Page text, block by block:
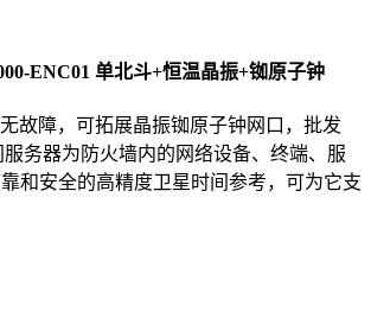
ENC01 单北斗+恒温晶振+铷原子钟
故障，可拓展晶振铷原子钟网口，批发
务器为防火墙内的网络设备、终端、服
和安全的高精度卫星时间参考，可为它支